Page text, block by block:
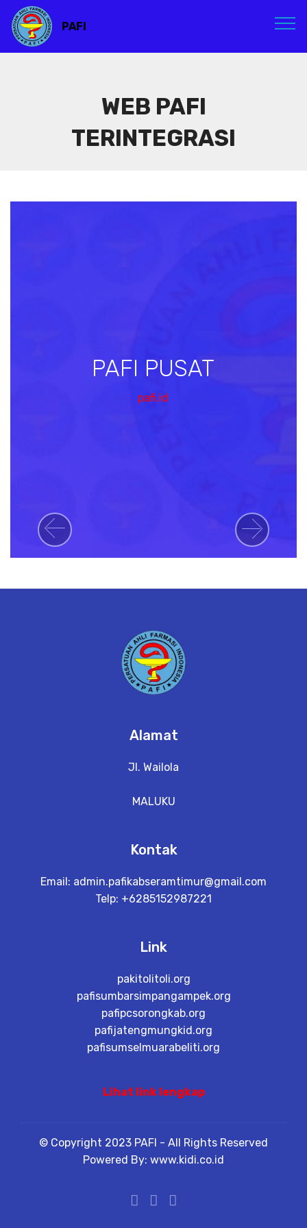
PAFI
WEB PAFI
TERINTEGRASI
PAFI PUSAT
pafi.id
Previous Next
Alamat
Jl. Wailola
MALUKU
Kontak
Email: admin.pafikabseramtimur@gmail.com
Telp: +6285152987221
Link
pakitolitoli.org
pafisumbarsimpangampek.org
pafipcsorongkab.org
pafijatengmungkid.org
pafisumselmuarabeliti.org
Lihat link lengkap
© Copyright 2023 PAFI - All Rights Reserved
Powered By: www.kidi.co.id